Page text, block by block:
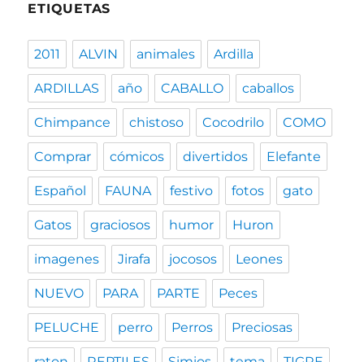
ETIQUETAS
2011 ALVIN animales Ardilla
ARDILLAS año CABALLO caballos
Chimpance chistoso Cocodrilo COMO
Comprar cómicos divertidos Elefante
Español FAUNA festivo fotos gato
Gatos graciosos humor Huron
imagenes Jirafa jocosos Leones
NUEVO PARA PARTE Peces
PELUCHE perro Perros Preciosas